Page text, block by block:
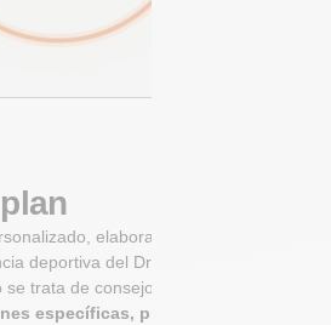
elaborado con la
deportiva del Dr. Niko Mihic y el
se trata de consejos genéricos,
específicas, priorizadas y